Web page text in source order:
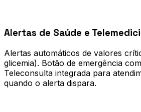
Alertas de Saúde e
Alertas automáticos de valores
glicemia). Botão de emergência
Teleconsulta integrada para
quando o alerta dispara.